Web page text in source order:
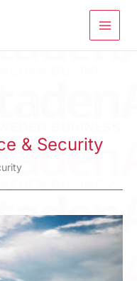
& Security